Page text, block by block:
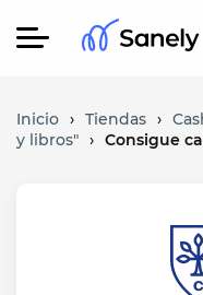
Inicio › Tiendas ›
y libros" › Consigue